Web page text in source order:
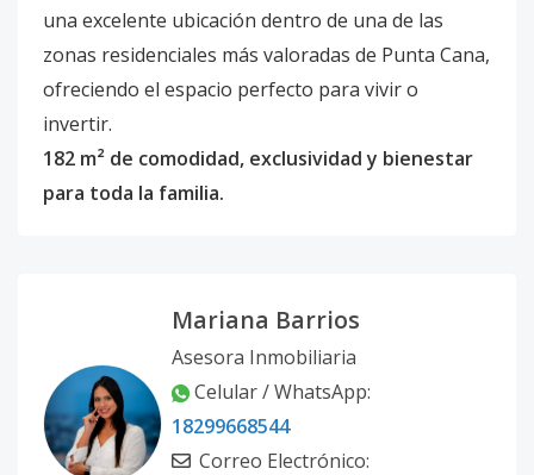
una excelente ubicación dentro de una de las
zonas residenciales más valoradas de Punta Cana,
ofreciendo el espacio perfecto para vivir o
invertir.
182 m² de comodidad, exclusividad y bienestar
para toda la familia.
Mariana Barrios
Asesora Inmobiliaria
Celular / WhatsApp:
18299668544
Correo Electrónico: